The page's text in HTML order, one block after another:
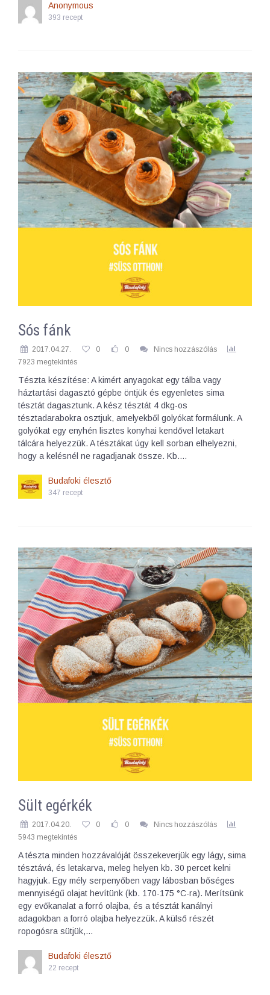
Anonymous
393 recept
Sós fánk
2017.04.27. 0 0
Nincs hozzászólás
7923 megtekintés
Tészta készítése: A kimért anyagokat egy tálba vagy
háztartási dagasztó gépbe öntjük és egyenletes sima
tésztát dagasztunk. A kész tésztát 4 dkg-os
tésztadarabokra osztjuk, amelyekből golyókat formálunk. A
golyókat egy enyhén lisztes konyhai kendővel letakart
tálcára helyezzük. A tésztákat úgy kell sorban elhelyezni,
hogy a kelésnél ne ragadjanak össze. Kb.…
Budafoki élesztő
347 recept
Sült egérkék
2017.04.20. 0 0
Nincs hozzászólás
5943 megtekintés
A tészta minden hozzávalóját összekeverjük egy lágy, sima
tésztává, és letakarva, meleg helyen kb. 30 percet kelni
hagyjuk. Egy mély serpenyőben vagy lábosban bőséges
mennyiségű olajat hevítünk (kb. 170-175 °C-ra). Merítsünk
egy evőkanalat a forró olajba, és a tésztát kanálnyi
adagokban a forró olajba helyezzük. A külső részét
ropogósra sütjük,…
Budafoki élesztő
22 recept